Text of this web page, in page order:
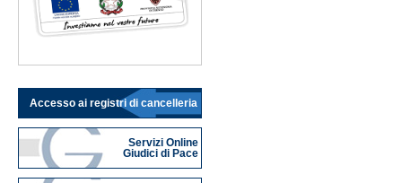
Accesso ai registri di cancelleria
Servizi Online
Giudici di Pace